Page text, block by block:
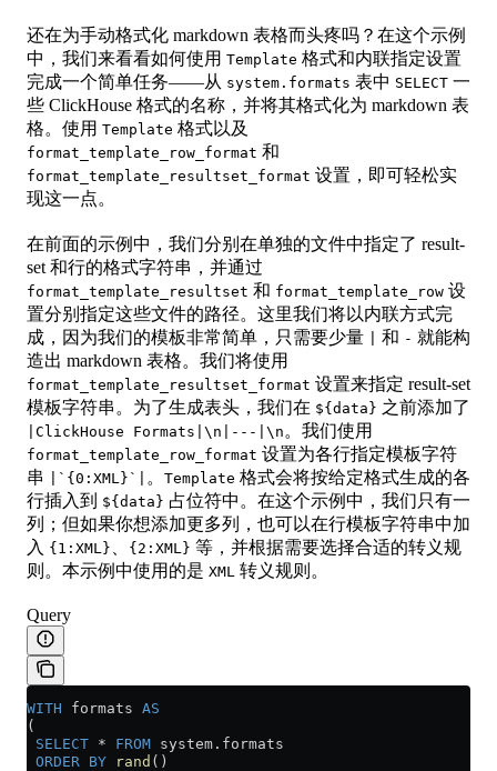
还在为手动格式化 markdown 表格而头疼吗？在这个示例
中，我们来看看如何使用 Template 格式和内联指定设置
完成一个简单任务——从 system.formats 表中 SELECT 一
些 ClickHouse 格式的名称，并将其格式化为 markdown 表
格。使用 Template 格式以及
format_template_row_format 和
format_template_resultset_format 设置，即可轻松实
现这一点。
在前面的示例中，我们分别在单独的文件中指定了 result-
set 和行的格式字符串，并通过
format_template_resultset 和 format_template_row 设
置分别指定这些文件的路径。这里我们将以内联方式完
成，因为我们的模板非常简单，只需要少量
和 - 就能构
造出 markdown 表格。我们将使用
format_template_resultset_format 设置来指定 result-set
模板字符串。为了生成表头，我们在 ${data} 之前添加了
|ClickHouse Formats|\n|---|\n 。我们使用
format_template_row_format 设置为各行指定模板字符
串
|`{0:XML}`| 。 Template 格式会将按给定格式生成的各
行插入到 ${data} 占位符中。在这个示例中，我们只有一
列；但如果你想添加更多列，也可以在行模板字符串中加
入 {1:XML} {2:XML} 等，并根据需要选择合适的转义规
则。本示例中使用的是 XML 转义规则。
Query
WITH formats AS
(
SELECT * FROM system . formats
ORDER BY rand ()